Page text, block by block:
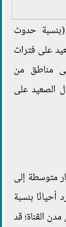
حدوث
على فترات
مناطق من
الصعيد على
تسقط أمطار متوسطة إلى
بنسبة
مدن القناة؛ قد